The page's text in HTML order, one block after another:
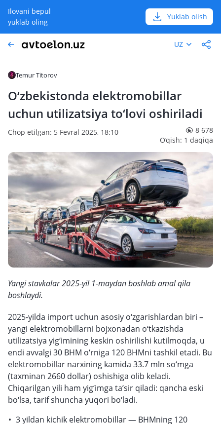
Ilovani bepul
yuklab oling
Yuklab olish
UZ
Temur Titorov
O‘zbekistonda elektromobillar
uchun utilizatsiya to‘lovi oshiriladi
Chop etilgan: 5 Fevral 2025, 18:10
8 678
O‘qish: 1 daqiqa
Yangi stavkalar 2025-yil 1-maydan boshlab amal qila
boshlaydi.
2025-yilda import uchun asosiy o‘zgarishlardan biri –
yangi elektromobillarni bojxonadan o‘tkazishda
utilizatsiya yig‘imining keskin oshirilishi kutilmoqda, u
endi avvalgi 30 BHM o‘rniga 120 BHMni tashkil etadi. Bu
elektromobillar narxining kamida 33.7 mln so‘mga
(taxminan 2660 dollar) oshishiga olib keladi.
Chiqarilgan yili ham yig‘imga ta’sir qiladi: qancha eski
bo‘lsa, tarif shuncha yuqori bo‘ladi.
3 yildan kichik elektromobillar — BHMning 120